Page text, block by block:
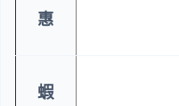
惠
蝦